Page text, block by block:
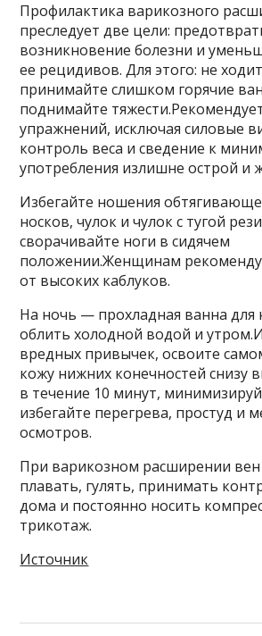
Профилактика варикозного
преследует две цели:
возникновение болезни и
ее рецидивов. Для этого: не
принимайте слишком горячие
поднимайте
упражнений, исключая силовые
контроль веса и сведение к
употребления излишне острой и
Избегайте ношения
носков, чулок и чулок с тугой
сворачивайте ноги в сидячем
положении.Женщинам
от высоких каблуков.
На ночь — прохладная ванна для
облить холодной водой и
вредных привычек, освоите
кожу нижних конечностей снизу
в течение 10 минут,
избегайте перегрева, простуд и
осмотров.
При варикозном расширении
плавать, гулять, принимать
дома и постоянно носить
трикотаж.
Источник